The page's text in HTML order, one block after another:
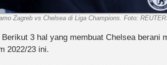
Zagreb vs Chelsea di Liga Champions. Foto:
Berikut 3 hal yang membuat Chelsea berani
2022/23 ini.